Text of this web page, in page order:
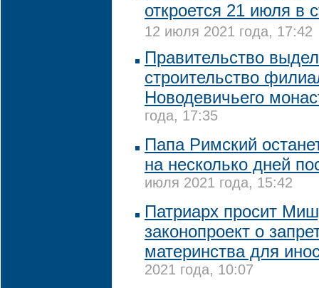
откроется 21 июля в
12 июля 2021 года, 17:42
Правительство
строительство
Новодевичьего
года, 17:35
Папа Римский
на несколько дней
июля 2021 года, 15:42
Патриарх просит
законопроект о
материнства для
2021 года, 10:07